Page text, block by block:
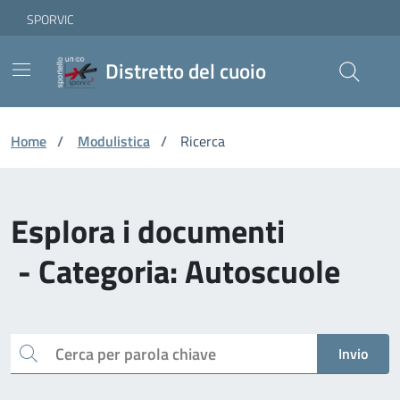
Skip to Main Content
Vai ai contenuti
Vai al footer
SPORVIC
Distretto del cuoio
Home / Modulistica / Ricerca
Esplora i documenti
- Categoria: Autoscuole
Cerca Invio